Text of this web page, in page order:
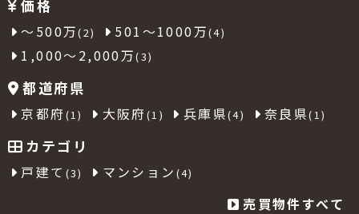
価格
～500万(2) 501～1000万(4)
1,000～2,000万(3)
都道府県
京都府 (1) 大阪府 (1) 兵庫県(4) 奈良県(1)
カテゴリ
戸建て (3) マンション (4)
売買物件すべて